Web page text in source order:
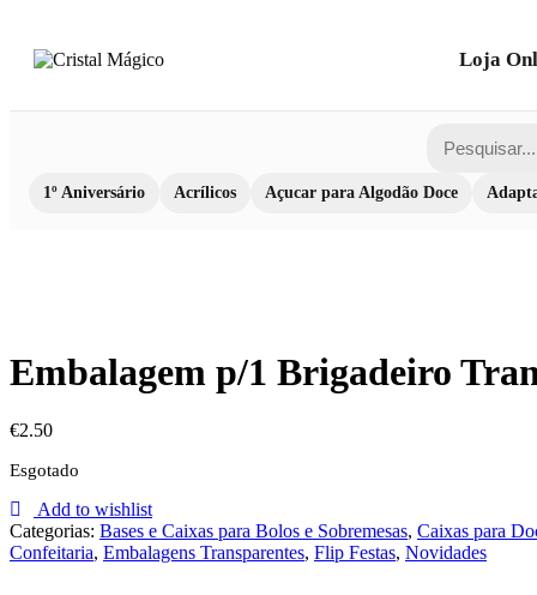
Loja
1º Aniversário Acrílicos Açucar para Algodão Doce
Embalagem p/1 Brigadeiro
€2.50
Esgotado
Add to wishlist
Categorias: Bases e Caixas para Bolos e Sobremesas, Caixas para
Confeitaria, Embalagens Transparentes, Flip Festas, Novidades